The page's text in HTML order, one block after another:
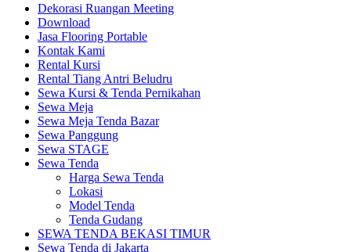
Dekorasi Ruangan Meeting
Download
Jasa Flooring Portable
Kontak Kami
Rental Kursi
Rental Tiang Antri Beludru
Sewa Kursi & Tenda Pernikahan
Sewa Meja
Sewa Meja Tenda Bazar
Sewa Panggung
Sewa STAGE
Sewa Tenda
Harga Sewa Tenda
Lokasi
Model Tenda
Tenda Gudang
SEWA TENDA BEKASI TIMUR
Sewa Tenda di Jakarta